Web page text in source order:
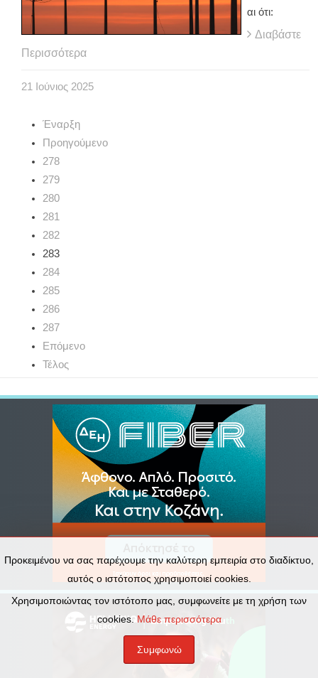
αι ότι:
Διαβάστε
Περισσότερα
21 Ιούνιος 2025
Έναρξη
Προηγούμενο
278
279
280
281
282
283
284
285
286
287
Επόμενο
Τέλος
Προκειμένου να σας παρέχουμε την καλύτερη εμπειρία στο διαδίκτυο,
αυτός ο ιστότοπος χρησιμοποιεί cookies.
Χρησιμοποιώντας τον ιστότοπο μας, συμφωνείτε με τη χρήση των
cookies.Μάθε περισσότερα
Συμφωνώ